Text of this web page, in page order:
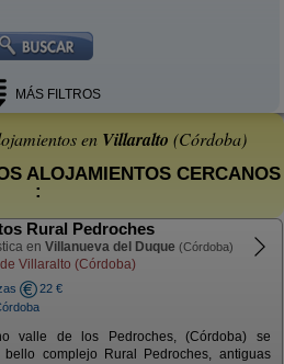
MÁS FILTROS
en Villaralto (Córdoba)
ALOJAMIENTOS CERCANOS
:
Rural Pedroches
en Villanueva del Duque (Córdoba)
de Villaralto (Córdoba)
22 €
valle de los Pedroches, (Córdoba) se
bello complejo Rural Pedroches, antiguas